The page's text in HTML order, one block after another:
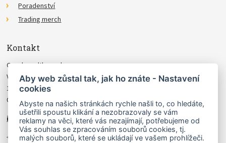
Poradenství
Trading merch
Kontakt
Czechwealth, spol. s r.o.
Višňová 4
140 00 Praha 4
Česká Republika
info@czechwealth.cz
+420 226 804 571 (9–12 hod.)
Aby web zůstal tak, jak ho znáte - Nastavení
cookies
Abyste na našich stránkách rychle našli to, co hledáte,
ušetřili spoustu klikání a nezobrazovaly se vám
reklamy na věci, které vás nezajímají, potřebujeme od
Vás souhlas se zpracováním souborů cookies, tj.
malých souborů, které se ukládají ve vašem prohlížeči.